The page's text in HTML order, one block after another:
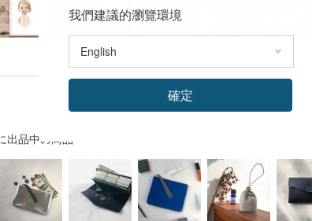
出品中の商品
我們建議的瀏覽環境
確定